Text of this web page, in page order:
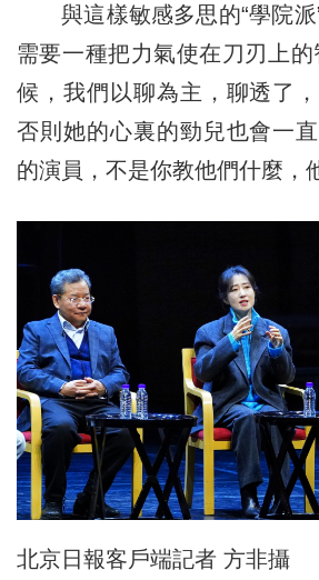
與這樣敏感多思的“學院派
需要一種把力氣使在刀刃上的
候，我們以聊為主，聊透了
否則她的心裏的勁兒也會一
的演員，不是你教他們什麼，
北京日報客戶端記者 方非攝